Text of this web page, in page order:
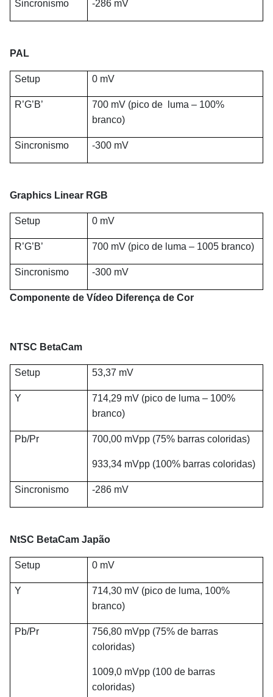
Sincronismo -286 mV
PAL
Setup 0 mV
R’G’B’
700 mV (pico de luma – 100%
branco)
Sincronismo -300 mV
Graphics Linear RGB
Setup 0 mV
R’G’B’ 700 mV (pico de luma – 1005 branco)
Sincronismo -300 mV
Componente de Vídeo Diferença de Cor
NTSC BetaCam
Setup 53,37 mV
Y
714,29 mV (pico de luma – 100%
branco)
Pb/Pr 700,00 mVpp (75% barras coloridas)
933,34 mVpp (100% barras coloridas)
Sincronismo -286 mV
NtSC BetaCam Japão
Setup 0 mV
Y
714,30 mV (pico de luma, 100%
branco)
Pb/Pr
756,80 mVpp (75% de barras
coloridas)
1009,0 mVpp (100 de barras
coloridas)